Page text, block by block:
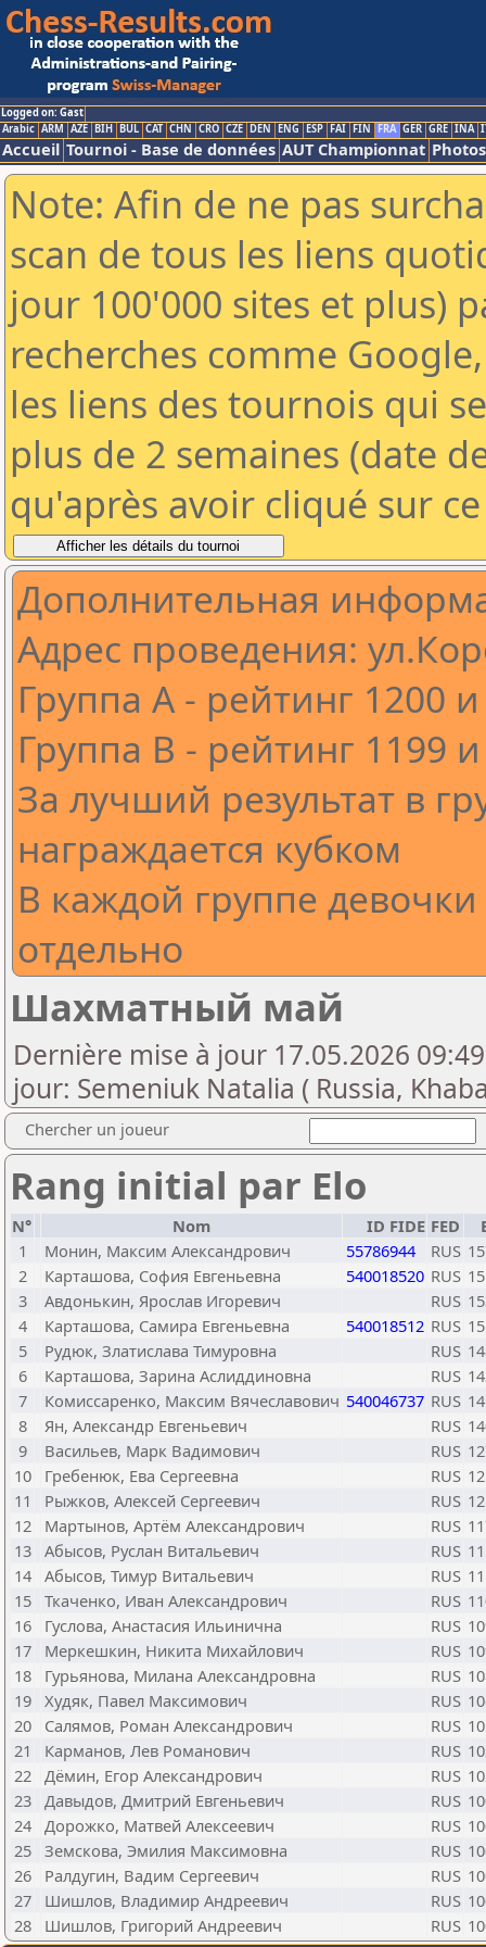
Logged on: Gast
Arabic ARM AZE BIH BUL CAT CHN CRO CZE DEN ENG ESP FAI FIN FRA GER GRE INA
Accueil Tournoi - Base de données AUT Championnat Photos
Note: Afin de ne pas
scan de tous les liens
jour 100'000 sites et plus)
recherches comme
les liens des tournois qui
plus de 2 semaines (date
qu'après avoir cliqué sur
Дополнительная
Адрес проведения:
Группа А - рейтинг 1200
Группа В - рейтинг 1199
За лучший результат в
награждается кубком
В каждой группе
отдельно
Шахматный май
Dernière mise à jour 17.05.2026
jour: Semeniuk Natalia ( Russia,
Chercher un joueur
Rang initial par Elo
N° Nom ID FIDE FED
1
Монин, Максим Александрович 55786944 RUS
2
Карташова, София Евгеньевна 540018520 RUS
3
Авдонькин, Ярослав Игоревич RUS
4
Карташова, Самира Евгеньевна 540018512 RUS
5
Рудюк, Златислава Тимуровна RUS
6
Карташова, Зарина Аслиддиновна RUS
7
Комиссаренко, Максим Вячеславович 540046737 RUS
8
Ян, Александр Евгеньевич RUS
9
Васильев, Марк Вадимович RUS
10
Гребенюк, Ева Сергеевна RUS
11
Рыжков, Алексей Сергеевич RUS
12
Мартынов, Артём Александрович RUS
13 Абысов, Руслан Витальевич RUS
14 Абысов, Тимур Витальевич RUS
15 Ткаченко, Иван Александрович RUS
16
Гуслова, Анастасия Ильинична RUS
17
Меркешкин, Никита Михайлович RUS
18
Гурьянова, Милана Александровна RUS
19 Худяк, Павел Максимович RUS
20
Салямов, Роман Александрович RUS
21
Карманов, Лев Романович RUS
22 Дёмин, Егор Александрович RUS
23 Давыдов, Дмитрий Евгеньевич RUS
24 Дорожко, Матвей Алексеевич RUS
25 Земскова, Эмилия Максимовна RUS
26
Ралдугин, Вадим Сергеевич RUS
27
Шишлов, Владимир Андреевич RUS
28
Шишлов, Григорий Андреевич RUS